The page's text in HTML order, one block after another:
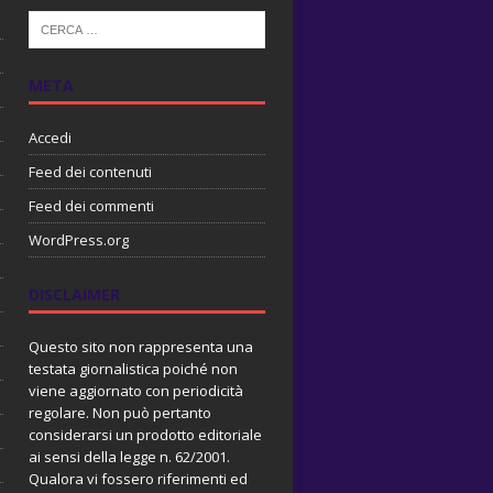
META
Accedi
Feed dei contenuti
Feed dei commenti
WordPress.org
DISCLAIMER
Questo sito non rappresenta una
testata giornalistica poiché non
viene aggiornato con periodicità
regolare. Non può pertanto
considerarsi un prodotto editoriale
ai sensi della legge n. 62/2001.
Qualora vi fossero riferimenti ed